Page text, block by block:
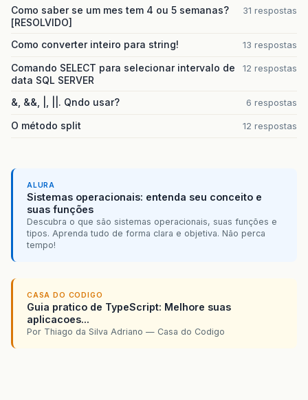
Como saber se um mes tem 4 ou 5 semanas?
[RESOLVIDO]
31 respostas
Como converter inteiro para string! 13 respostas
Comando SELECT para selecionar intervalo de
data SQL SERVER
12 respostas
&, &&, |, ||. Qndo usar? 6 respostas
O método split 12 respostas
ALURA
Sistemas operacionais: entenda seu conceito e
suas funções
Descubra o que são sistemas operacionais, suas funções e
tipos. Aprenda tudo de forma clara e objetiva. Não perca
tempo!
CASA DO CODIGO
Guia pratico de TypeScript: Melhore suas
aplicacoes...
Por Thiago da Silva Adriano — Casa do Codigo